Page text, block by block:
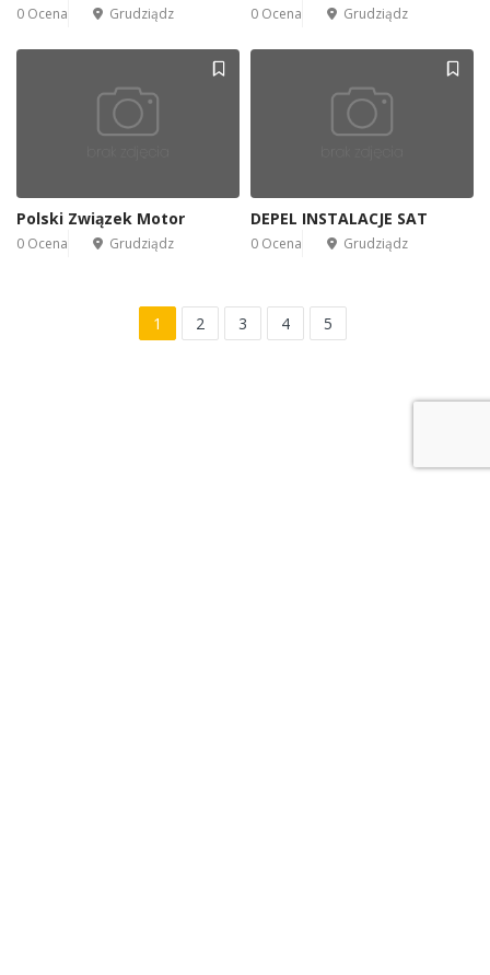
0 Ocena Grudziądz 0 Ocena Grudziądz
Polski Związek Motor
0 Ocena Grudziądz
DEPEL INSTALACJE SAT
0 Ocena Grudziądz
1 2 3 4 5